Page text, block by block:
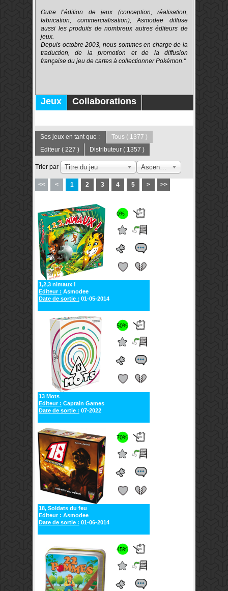
Outre l’édition de jeux (conception, réalisation,
fabrication, commercialisation), Asmodee diffuse
aussi les produits de nombreux autres éditeurs de
jeux.
Depuis octobre 2003, nous sommes en charge de la
traduction, de la promotion et de la diffusion
française du jeu de cartes à collectionner Pokémon."
Jeux
Collaborations
Ses jeux en tant que : Tous ( 1377 )
Editeur ( 227 ) Distributeur ( 1357 )
Trier par Titre du jeu Ascendant
<< < 1 2 3 4 5 > >>
0%
1,2,3 nimaux !
Editeur : Asmodee
Date de sortie : 01-05-2014
50%
13 Mots
Editeur : Captain Games
Date de sortie : 07-2022
70%
18, Soldats du feu
Editeur : Asmodee
Date de sortie : 01-06-2014
45%